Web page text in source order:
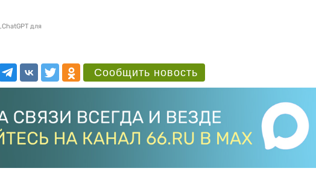
для
Сообщить новость